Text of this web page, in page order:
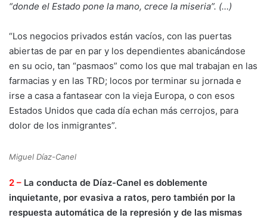
“donde el Estado pone la mano, crece la miseria”. (…)
“Los negocios privados están vacíos, con las puertas
abiertas de par en par y los dependientes abanicándose
en su ocio, tan “pasmaos” como los que mal trabajan en las
farmacias y en las TRD; locos por terminar su jornada e
irse a casa a fantasear con la vieja Europa, o con esos
Estados Unidos que cada día echan más cerrojos, para
dolor de los inmigrantes”.
Miguel Díaz-Canel
2 – La conducta de Díaz-Canel es doblemente
inquietante, por evasiva a ratos, pero también por la
respuesta automática de la represión y de las mismas